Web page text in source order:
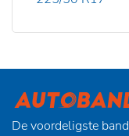
De voordeligste